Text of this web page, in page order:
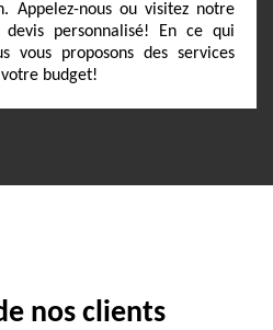
Appelez-nous ou visitez notre
personnalisé! En ce qui
vous proposons des services
budget!
nos clients